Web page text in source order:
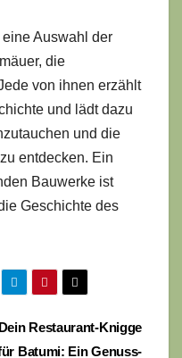
Auswahl der
die
von ihnen erzählt
und lädt dazu
und die
entdecken. Ein
Bauwerke ist
Geschichte des
Dein Restaurant-Knigge
Batumi: Ein Genuss-